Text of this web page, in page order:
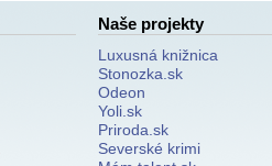
Naše projekty
Luxusná knižnica
Stonozka.sk
Odeon
Yoli.sk
Priroda.sk
Severské krimi